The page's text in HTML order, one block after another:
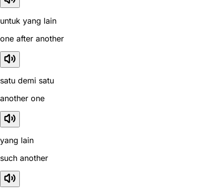
untuk yang lain
one after another
satu demi satu
another one
yang lain
such another